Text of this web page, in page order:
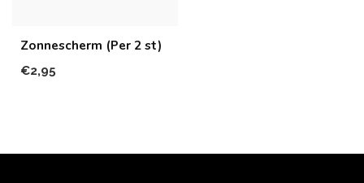
Zonnescherm (Per 2 st)
€2,95